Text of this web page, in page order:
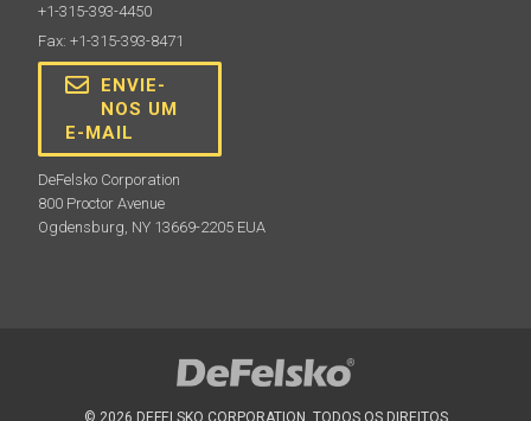
Sensores de termopar tipo K
+1-315-393-4450
Fax: +1-315-393-8471
ENVIE-
NOS UM
E-MAIL
DeFelsko Corporation
800 Proctor Avenue
Ogdensburg, NY 13669-2205 EUA
© 2026 DEFELSKO CORPORATION. TODOS OS DIREITOS